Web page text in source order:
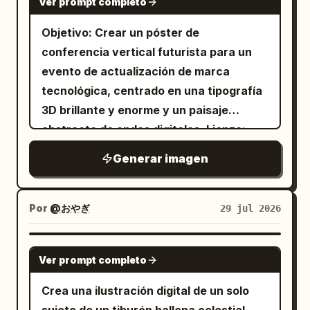
como rectángulos horizontales. Haz que
el collage se sienta como una captura de
pantalla de un foro o tweet que
documenta un fallo del modelo. Detalles
personalizables: Usa
avenida de castillo gótico flotante
bajo un vórtice de arcoíris
Aquí cada prompt fue diferente, esta
es la 5ta generación:
,
Mismo efecto, mantiene datos de las
imágenes anteriores.
,
las diferencias en los datos de imagen
en cada paso.
, y negro carbón .
objetos modernos, sin texto, sin marca
de agua. Utiliza una paleta de
azul zafiro profundo, violeta, luz de
luna cian y luz de linterna ámbar cálida
y enfatiza la sensación de una secreta
mansión de hortensias en temporada de
lluvias.
El hombre presenta una taza de café
que se abre hacia una cálida cabaña de
madera con chimeneas encendidas,
bosques de pinos cubiertos de nieve,
iluminación interior cálida, nevadas
suaves, vapor flotante y una atmósfera
cinematográfica acogedora. Paleta de
colores beige y marrón tierra con
branding de café premium nostálgico y
tipografía elegante. Abajo a la derecha –
Tema de explosión de energía: El hombre
salta dinámicamente junto a una taza de
café que estalla con coloridas
salpicaduras de café, donas, chispas,
planetas, líquido giratorio, partículas
brillantes, estelas de energía de neón y
de escritura cruzadas, un bolígrafo
morado tipo micrófono con punta oscura
y detalles de tapa negra, cruzado con un
lápiz rosa con punta de madera pálida;
6) una campana de notificación de color
rosas, reflejos redondeados, vista
ligeramente desde el frente; 7) un tierno
icono de cara de pollito amarillo con ojos
negros pequeños, pico naranja, mejillas
sonrojadas y un pequeño mechón en la
parte superior. Mantén todos los iconos
espaciados uniformemente en dos filas:
la fila superior tiene 3 iconos y la fila
Objetivo: Crear un póster de
conferencia vertical futurista para un
evento de actualización de marca
tecnológica, centrado en una tipografía
3D brillante y enorme y un paisaje
abstracto de ondas digitales. Lienzo:
marino a negro, alto contraste, estética
premium de conferencia tecnológica.
Deje un espacio negro generoso en la
parte superior e inferior, con el título
principal ocupando la parte superior
central del póster. Estilo visual: Diseño
elegante de ciencia ficción, acentos
luminosos en azul eléctrico y violeta,
Generar imagen
Por @おやぎ 29 jul 2026
GPT IMAGE 2
Ver prompt completo
Crea una ilustración digital de un solo